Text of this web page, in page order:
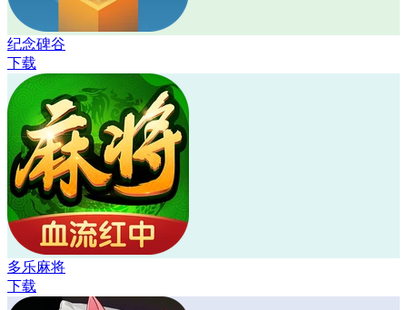
纪念碑谷
下载
多乐麻将
下载